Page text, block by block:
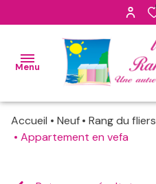
Menu
accueil
Accueil Neuf Rang du fliers
Appartement en vefa